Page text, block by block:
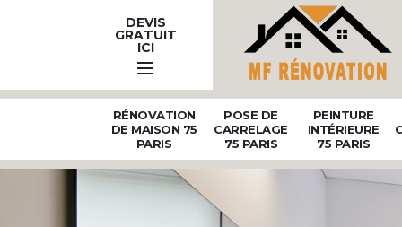
DEVIS
GRATUIT
ICI
RÉNOVATION
DE MAISON 75
PARIS
POSE DE
CARRELAGE
75 PARIS
PEINTURE
INTÉRIEURE
75 PARIS